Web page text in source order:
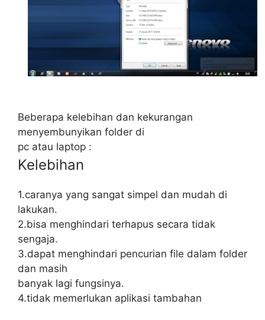
Beberapa kelebihan dan kekurangan
menyembunyikan folder di
pc atau laptop :
Kelebihan
1.caranya yang sangat simpel dan mudah di
lakukan.
2.bisa menghindari terhapus secara tidak
sengaja.
3.dapat menghindari pencurian file dalam folder
dan masih
banyak lagi fungsinya.
4.tidak memerlukan aplikasi tambahan